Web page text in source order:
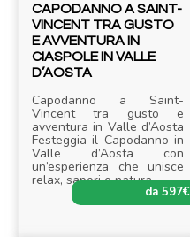
CAPODANNO A SAINT-
VINCENT TRA GUSTO
E AVVENTURA IN
CIASPOLE IN VALLE
D’AOSTA
Capodanno a Saint-
Vincent tra gusto e
avventura in Valle d’Aosta
Festeggia il Capodanno in
Valle d’Aosta con
un’esperienza che unisce
relax, sapori e natura.....
da 597€